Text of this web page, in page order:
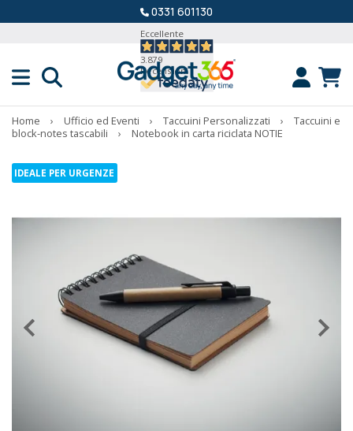
0331 601130
Eccellente
3.879
Recensioni
Home › Ufficio ed Eventi › Taccuini Personalizzati ›
Taccuini e
block-notes tascabili
› Notebook in carta riciclata NOTIE
IDEALE PER URGENZE